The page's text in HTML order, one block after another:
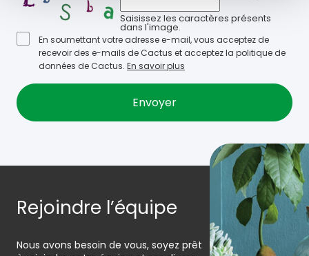
Saisissez les caractères présents
dans l'image.
En soumettant votre adresse e-mail, vous acceptez de
recevoir des e-mails de Cactus et acceptez la politique de
données de Cactus. En savoir plus
Rejoindre l’équipe
Nous avons besoin de vous, soyez prêt